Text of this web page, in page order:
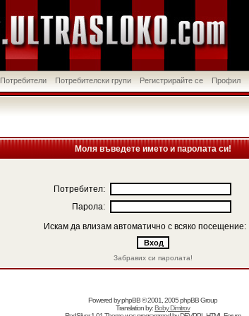
Потребители Потребителски групи Регистрирайте се Профил
Моля въведете името и паролата си!
Потребител:
Парола:
Искам да влизам автоматично с всяко посещение:
Забравих си паролата!
Powered byphpBB© 2001, 2005 phpBB Group
Translation by:Boby Dimitrov